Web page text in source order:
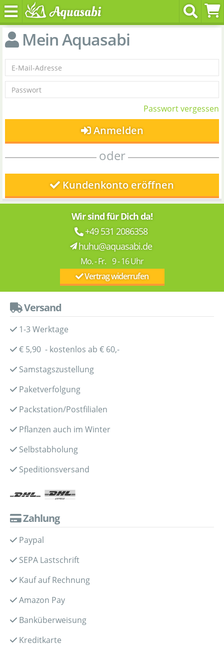
Mein Aquasabi
Passwort vergessen
Anmelden
oder
Kundenkonto eröffnen
Wir sind für Dich da!
+49 531 2086358
huhu@aquasabi.de
Mo. - Fr. 9 - 16 Uhr
Vertrag widerrufen
Versand
1-3 Werktage
€ 5,90 - kostenlos ab € 60,-
Samstagszustellung
Paketverfolgung
Packstation/Postfilialen
Pflanzen auch im Winter
Selbstabholung
Speditionsversand
Zahlung
Paypal
SEPA Lastschrift
Kauf auf Rechnung
Amazon Pay
Banküberweisung
Kreditkarte